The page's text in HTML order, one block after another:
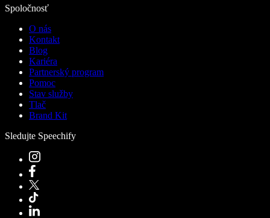
Spoločnosť
O nás
Kontakt
Blog
Kariéra
Partnerský program
Pomoc
Stav služby
Tlač
Brand Kit
Sledujte Speechify